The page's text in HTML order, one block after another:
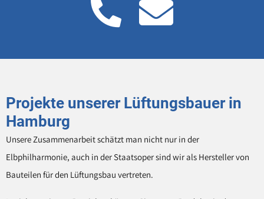
Projekte unserer Lüftungsbauer in
Hamburg
Unsere Zusammenarbeit schätzt man nicht nur in der
Elbphilharmonie, auch in der Staatsoper sind wir als Hersteller von
Bauteilen für den Lüftungsbau vertreten.